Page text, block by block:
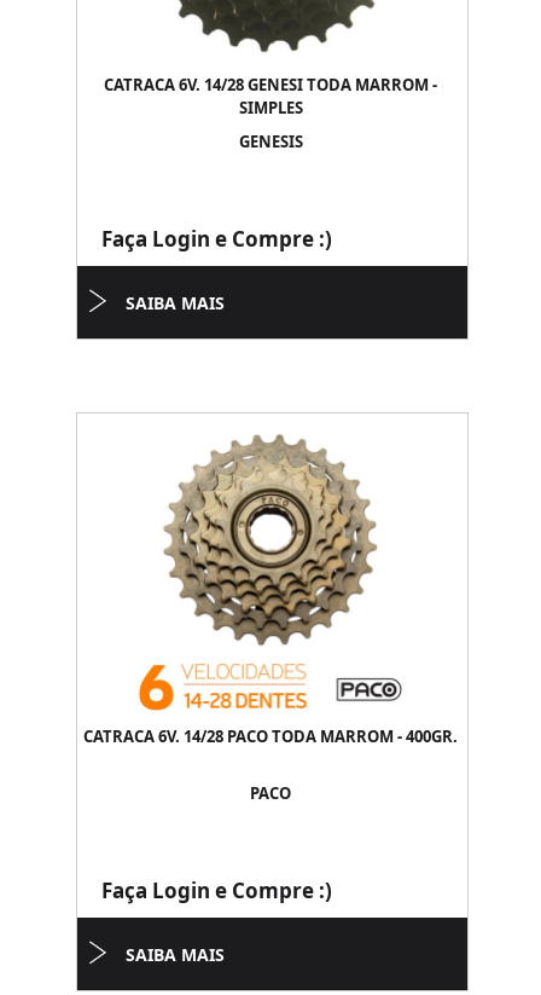
CATRACA 6V. 14/28 GENESI TODA MARROM -
SIMPLES
GENESIS
Faça Login e Compre :)
SAIBA MAIS
CATRACA 6V. 14/28 PACO TODA MARROM - 400GR.
PACO
Faça Login e Compre :)
SAIBA MAIS